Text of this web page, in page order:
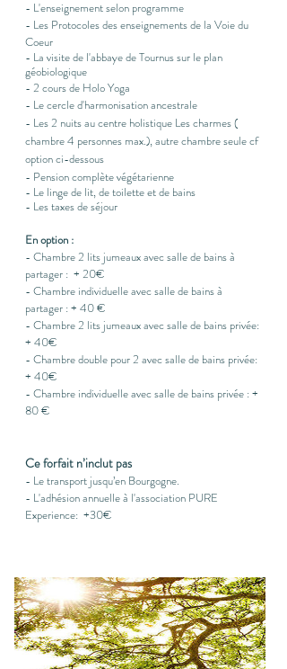
- L'enseignement selon programme
- Les Protocoles des enseignements de la Voie du
Coeur
- La visite de l'abbaye de Tournus sur le plan
géobiologique
- 2 cours de Holo Yoga
- Le cercle d'harmonisation ancestrale
- Les 2 nuits au centre holistique Les charmes (
chambre 4 personnes max.), autre chambre seule cf
option ci-dessous
- Pension complète végétarienne
- Le linge de lit, de toilette et de bains
- Les taxes de séjour​
En option :
- Chambre 2 lits jumeaux avec salle de bains à
partager : + 20€
- Chambre individuelle avec salle de bains à
partager : + 40 €
- Chambre 2 lits jumeaux avec salle de bains privée:
+ 40€
- Chambre double pour 2 avec salle de bains privée:
+ 40€
- Chambre individuelle avec salle de bains privée : +
80 €
Ce forfait n’inclut pas
- Le transport jusqu’en Bourgogne.
- L'adhésion annuelle à l'association PURE
Experience: +30€